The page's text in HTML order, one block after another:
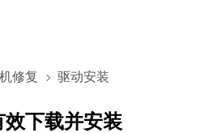
修复 驱动安装
效下载并安装